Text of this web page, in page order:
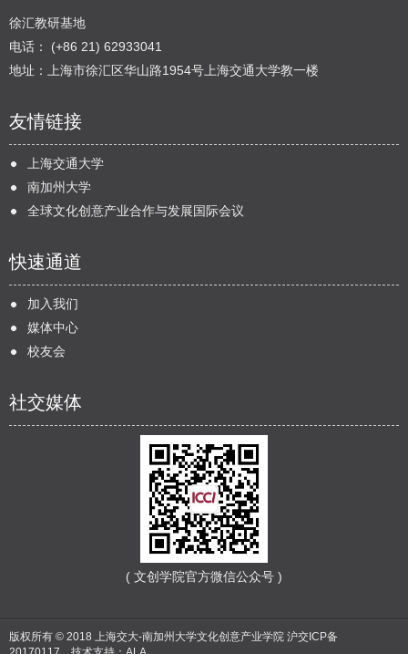
徐汇教研基地
电话： (+86 21) 62933041
地址：上海市徐汇区华山路1954号上海交通大学教一楼
友情链接
上海交通大学
南加州大学
全球文化创意产业合作与发展国际会议
快速通道
加入我们
媒体中心
校友会
社交媒体
( 文创学院官方微信公众号 )
版权所有 © 2018 上海交大-南加州大学文化创意产业学院 沪交ICP备